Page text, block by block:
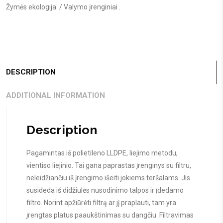
Žymės ekologija /Valymo įrenginiai .
DESCRIPTION
ADDITIONAL INFORMATION
Description
Pagamintas iš polietileno LLDPE, liejimo metodu,
vientiso liejinio. Tai gana paprastas įrenginys su filtru,
neleidžiančiu iš įrengimo išeiti jokiems teršalams. Jis
susideda iš didžiulės nusodinimo talpos ir įdedamo
filtro. Norint apžiūrėti filtrą ar jį praplauti, tam yra
įrengtas platus paaukštinimas su dangčiu. Filtravimas